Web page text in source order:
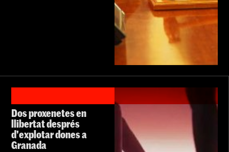
Dos proxenetes en
llibertat després
d'explotar dones a
Granada